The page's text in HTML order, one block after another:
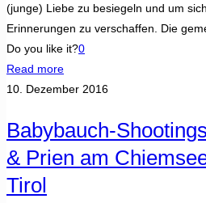
(junge) Liebe zu besiegeln und um
Erinnerungen zu verschaffen. Die
Do you like it?0
Read more
10. Dezember 2016
Babybauch-
& Prien am
Tirol